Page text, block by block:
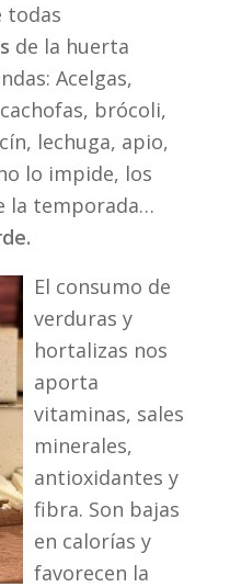
todas
de la huerta
Acelgas,
brócoli,
lechuga, apio,
lo impide, los
la temporada…
El consumo de
verduras y
hortalizas nos
aporta
vitaminas, sales
minerales,
antioxidantes y
fibra. Son bajas
en calorías y
favorecen la